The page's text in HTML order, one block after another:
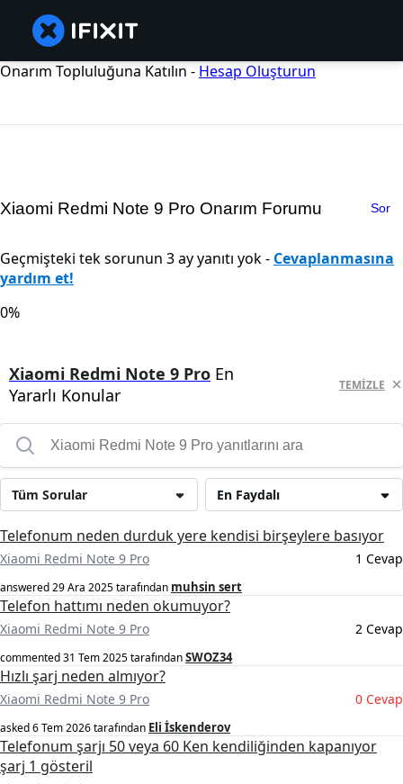
Onarım Topluluğuna Katılın - Hesap Oluşturun
Xiaomi Redmi Note 9 Pro Onarım Forumu Sor
Geçmişteki tek sorunun 3 ay yanıtı yok - Cevaplanmasına
yardım et!
0%
Xiaomi Redmi Note 9 Pro En
Yararlı Konular
TEMIZLE
En Faydalı
Tüm Sorular
Telefonum neden durduk yere kendisi birşeylere basıyor
Xiaomi Redmi Note 9 Pro 1 Cevap
answered29 Ara 2025tarafından muhsin sert
Telefon hattımı neden okumuyor?
Xiaomi Redmi Note 9 Pro 2 Cevap
commented31 Tem 2025tarafındanSWOZ34
Hızlı şarj neden almıyor?
Xiaomi Redmi Note 9 Pro 0 Cevap
asked6 Tem 2026tarafından Eli İskenderov
Telefonum şarjı 50 veya 60 Ken kendiliğinden kapanıyor
şarj 1 gösteril